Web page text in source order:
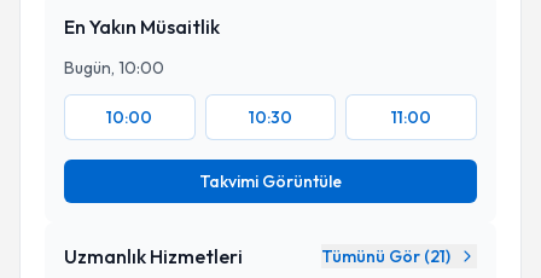
En Yakın Müsaitlik
Bugün, 10:00
10:00 10:30 11:00
Takvimi Görüntüle
Uzmanlık Hizmetleri Tümünü Gör (21)